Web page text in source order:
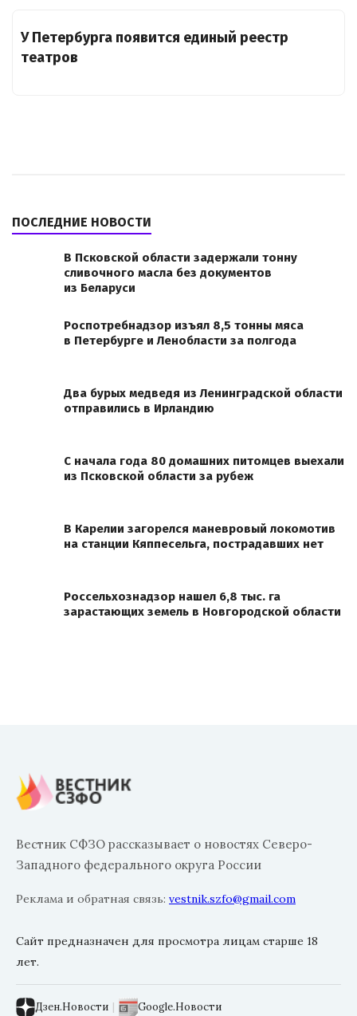
У Петербурга появится единый реестр
театров
ПОСЛЕДНИЕ НОВОСТИ
В Псковской области задержали тонну
сливочного масла без документов
из Беларуси
Роспотребнадзор изъял 8,5 тонны мяса
в Петербурге и Ленобласти за полгода
Два бурых медведя из Ленинградской области
отправились в Ирландию
С начала года 80 домашних питомцев выехали
из Псковской области за рубеж
В Карелии загорелся маневровый локомотив
на станции Кяппесельга, пострадавших нет
Россельхознадзор нашел 6,8 тыс. га
зарастающих земель в Новгородской области
Вестник СФЗО рассказывает о новостях Северо-
Западного федерального округа России
Реклама и обратная связь: vestnik.szfo@gmail.com
Сайт предназначен для просмотра лицам старше 18
лет.
Дзен.Новости | Google.Новости